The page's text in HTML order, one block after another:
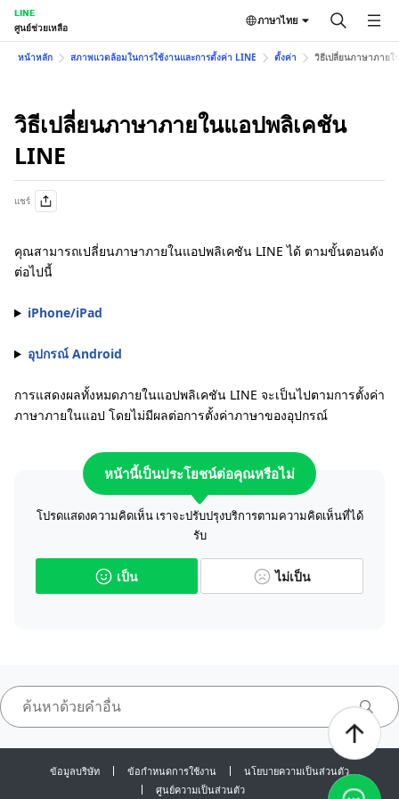
LINE
ศูนย์ช่วยเหลือ
ภาษาไทย
หน้าหลัก สภาพแวดล้อมในการใช้งานและการตั้งค่า LINE ตั้งค่า วิธีเปลี่ยนภาษาภาย
วิธีเปลี่ยนภาษาภายในแอปพลิเคชัน
LINE
แชร์
คุณสามารถเปลี่ยนภาษาภายในแอปพลิเคชัน LINE ได้ ตามขั้นตอนดัง
ต่อไปนี้
iPhone/iPad
อุปกรณ์ Android
การแสดงผลทั้งหมดภายในแอปพลิเคชัน LINE จะเป็นไปตามการตั้งค่า
ภาษาภายในแอป โดยไม่มีผลต่อการตั้งค่าภาษาของอุปกรณ์
หน้านี้เป็นประโยชน์ต่อคุณหรือไม่
โปรดแสดงความคิดเห็น เราจะปรับปรุงบริการตามความคิดเห็นที่ได้
รับ
เป็น ไม่เป็น
ข้อมูลบริษัท ข้อกำหนดการใช้งาน
นโยบายความเป็นส่วนตัว
ศูนย์ความเป็นส่วนตัว